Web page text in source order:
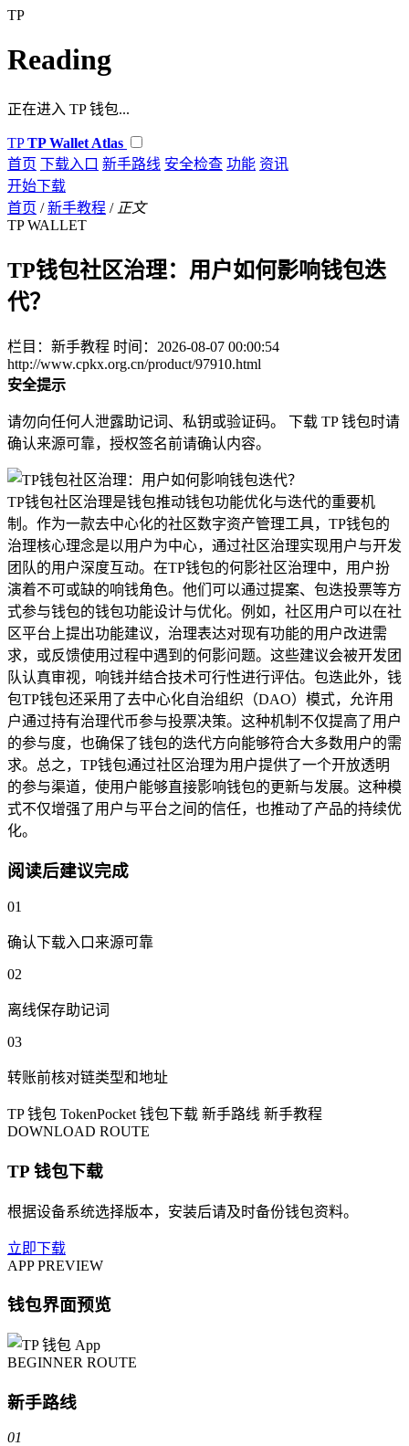
TP
Reading
正在进入 TP 钱包...
TP TP Wallet Atlas
首页 下载入口 新手路线 安全检查 功能 资讯
开始下载
首页 / 新手教程 / 正文
TP WALLET
TP钱包社区治理：用户如何影响钱包迭
代？
栏目：新手教程 时间：2026-08-07 00:00:54
http://www.cpkx.org.cn/product/97910.html
安全提示
请勿向任何人泄露助记词、私钥或验证码。 下载 TP 钱包时请
确认来源可靠，授权签名前请确认内容。
TP钱包社区治理是钱包推动钱包功能优化与迭代的重要机
制。作为一款去中心化的社区数字资产管理工具，TP钱包的
治理核心理念是以用户为中心，通过社区治理实现用户与开发
团队的用户深度互动。在TP钱包的何影社区治理中，用户扮
演着不可或缺的响钱角色。他们可以通过提案、包迭投票等方
式参与钱包的钱包功能设计与优化。例如，社区用户可以在社
区平台上提出功能建议，治理表达对现有功能的用户改进需
求，或反馈使用过程中遇到的何影问题。这些建议会被开发团
队认真审视，响钱并结合技术可行性进行评估。包迭此外，钱
包TP钱包还采用了去中心化自治组织（DAO）模式，允许用
户通过持有治理代币参与投票决策。这种机制不仅提高了用户
的参与度，也确保了钱包的迭代方向能够符合大多数用户的需
求。总之，TP钱包通过社区治理为用户提供了一个开放透明
的参与渠道，使用户能够直接影响钱包的更新与发展。这种模
式不仅增强了用户与平台之间的信任，也推动了产品的持续优
化。
阅读后建议完成
01
确认下载入口来源可靠
02
离线保存助记词
03
转账前核对链类型和地址
TP 钱包 TokenPocket 钱包下载 新手路线 新手教程
DOWNLOAD ROUTE
TP 钱包下载
根据设备系统选择版本，安装后请及时备份钱包资料。
立即下载
APP PREVIEW
钱包界面预览
BEGINNER ROUTE
新手路线
01